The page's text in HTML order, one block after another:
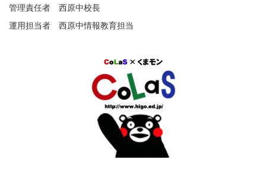
管理責任者 西原中校長
運用担当者 西原中情報教育担当